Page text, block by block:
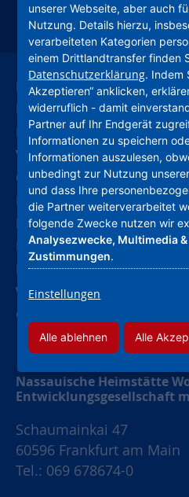
instagramfacebook
Leichte Sprache
Deutsche Gebärdensprache
Kontakt
Verhaltenskodex (CoC)
Compliance
Hinweise und Meldestelle
Barrierefreiheitserklärung
Impressum
Datenschutz
Widerruf Werbung
Cookie-Einstellungen
Nassauische Heimstätte
Entwicklungsgesellschaft
Schaumainkai 47
60596 Frankfurt am Main
Tel.: 069 678674-0
unserer Webseite, aber auch
Nutzung. Details hierzu,
verarbeiteten Kategorien
einem Drittlandtransfer finden
Datenschutzerklärung. Indem
Akzeptieren“ anklicken,
widerruflich - damit
Partner auf Ihr Endgerät
Informationen zu speichern
Informationen auszulesen,
unbedingt zur Nutzung
und dass Ihre
die Partner weiterverarbeitet
folgende Zwecke nutzen wir
Analysezwecke, Multimedia
Zustimmungen.
Einstellungen
Alle ablehnen Alle